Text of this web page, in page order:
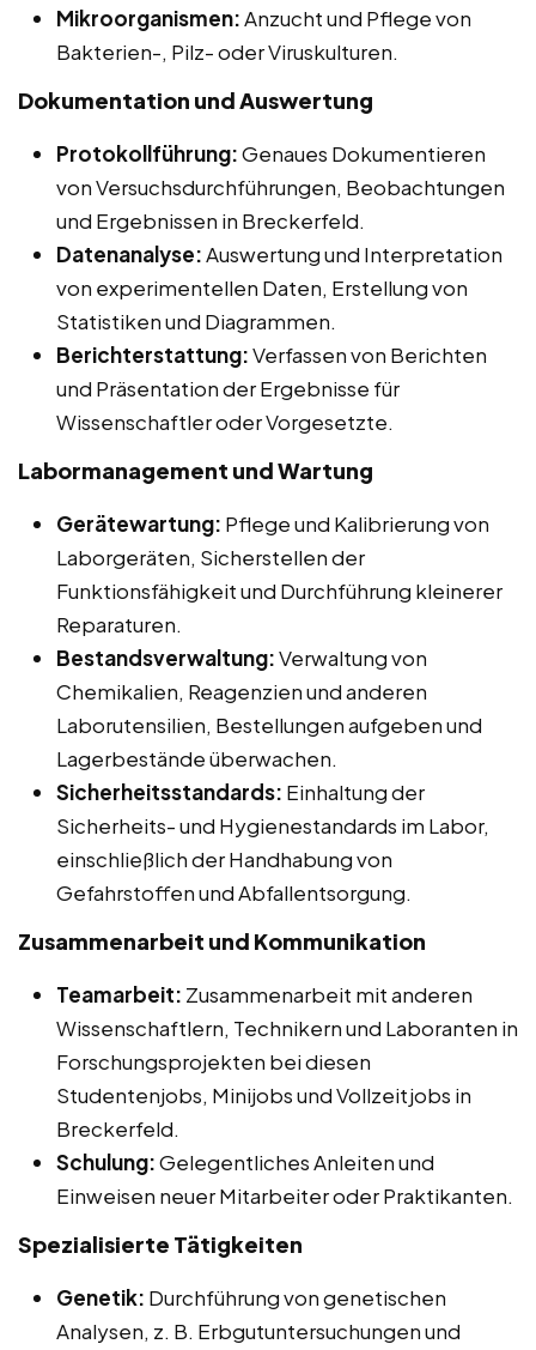
Mikroorganismen:Anzucht und Pflege von
Bakterien-, Pilz- oder Viruskulturen.
Dokumentation und Auswertung
Protokollführung:Genaues Dokumentieren
von Versuchsdurchführungen, Beobachtungen
und Ergebnissen in Breckerfeld.
Datenanalyse:Auswertung und Interpretation
von experimentellen Daten, Erstellung von
Statistiken und Diagrammen.
Berichterstattung:Verfassen von Berichten
und Präsentation der Ergebnisse für
Wissenschaftler oder Vorgesetzte.
Labormanagement und Wartung
Gerätewartung: Pflege und Kalibrierung von
Laborgeräten, Sicherstellen der
Funktionsfähigkeit und Durchführung kleinerer
Reparaturen.
Bestandsverwaltung:Verwaltung von
Chemikalien, Reagenzien und anderen
Laborutensilien, Bestellungen aufgeben und
Lagerbestände überwachen.
Sicherheitsstandards: Einhaltung der
Sicherheits- und Hygienestandards im Labor,
einschließlich der Handhabung von
Gefahrstoffen und Abfallentsorgung.
Zusammenarbeit und Kommunikation
Teamarbeit: Zusammenarbeit mit anderen
Wissenschaftlern, Technikern und Laboranten in
Forschungsprojekten bei diesen
Studentenjobs, Minijobs und Vollzeitjobs in
Breckerfeld.
Schulung:Gelegentliches Anleiten und
Einweisen neuer Mitarbeiter oder Praktikanten.
Spezialisierte Tätigkeiten
Genetik: Durchführung von genetischen
Analysen, z. B. Erbgutuntersuchungen und